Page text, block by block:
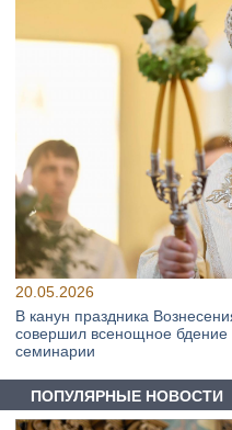
20.05.2026
В канун праздника
совершил всенощное бдение
семинарии
ПОПУЛЯРНЫЕ НОВОСТИ